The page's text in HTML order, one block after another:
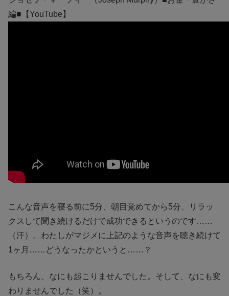
編■【YouTube】
こんな音声を寝る前に5分、朝目覚めてから5分、リラッ
クスして聞き続けるだけで成功できるというのです……
（汗）。わたしがマジメに上記のような音声を聴き続けて
1ヶ月……どうなったかというと……？
もちろん、なにも起こりませんでした。そして、なにも変
わりませんでした（笑）。